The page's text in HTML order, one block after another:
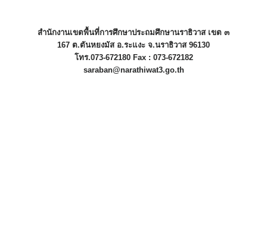
สำนักงานเขตพื้นที่การศึกษาประถมศึกษานราธิวาส เขต ๓
167 ต.ตันหยงมัส อ.ระแงะ จ.นราธิวาส 96130
โทร.073-672180 Fax : 073-672182
saraban@narathiwat3.go.th